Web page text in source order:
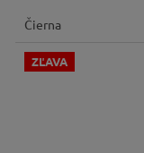
Čierna
ZĽAVA